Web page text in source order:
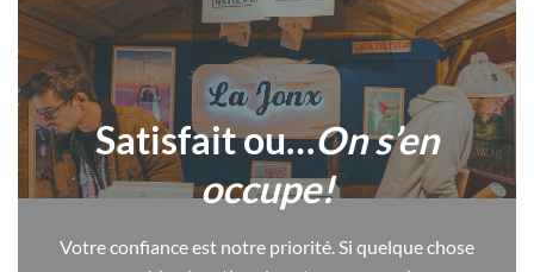
Satisfait ou…On s’en
occupe!
Votre confiance est notre priorité. Si quelque chose